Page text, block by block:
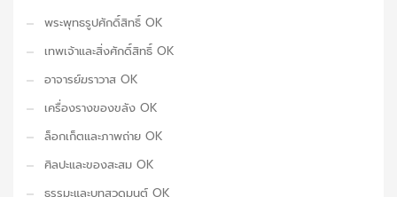
พระพุทธรูปศักดิ์สิทธิ์ OK
เทพเจ้าและสิ่งศักดิ์สิทธิ์ OK
อาจารย์ฆราวาส OK
เครื่องรางของขลัง OK
ล็อกเก็ตและภาพถ่าย OK
ศิลปะและของสะสม OK
ธรรมะและบทสวดมนต์ OK